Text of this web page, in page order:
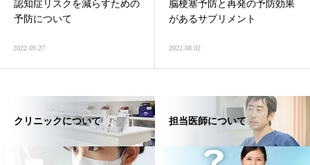
認知症リスクを減らすための
予防について
2022.09.27
脳梗塞予防と再発の予防効果
があるサプリメント
2022.08.02
クリニックについて 担当医師について